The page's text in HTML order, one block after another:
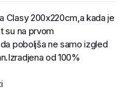
Clasy 200x220cm,a kada je
su na prvom
poboljša ne samo izgled
od 100%